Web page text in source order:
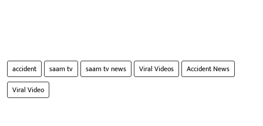
accident saam tv saam tv news Viral Videos
Accident News
Viral Video